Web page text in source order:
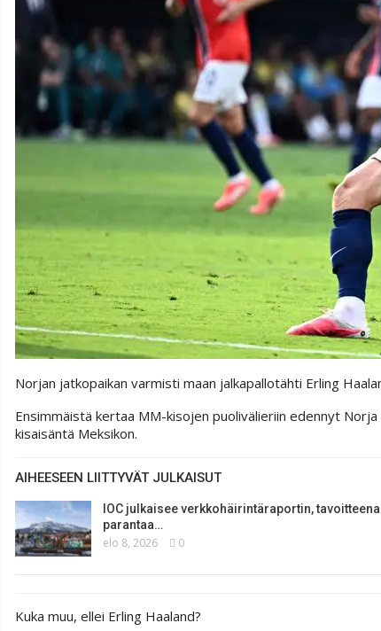
Norjan jatkopaikan varmisti maan jalkapallotähti Erling
Ensimmäistä kertaa MM-kisojen puolivälieriin edennyt
kisaisäntä Meksikon.
AIHEESEEN LIITTYVÄT JULKAISUT
IOC julkaisee verkkohäirintäraportin, tavoitteena
parantaa…
elo 8, 2026 0
Kuka muu, ellei Erling Haaland?